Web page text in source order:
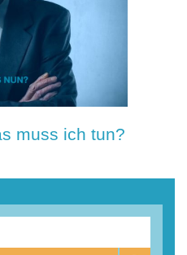
muss ich tun?